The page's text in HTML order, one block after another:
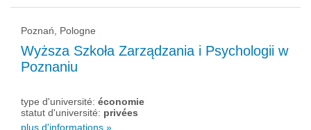
Poznań, Pologne
Wyższa Szkoła Zarządzania i Psychologii w
Poznaniu
type d'université: économie
statut d'université: privées
plus d'informations »